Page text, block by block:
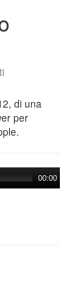
di una
per
00:00